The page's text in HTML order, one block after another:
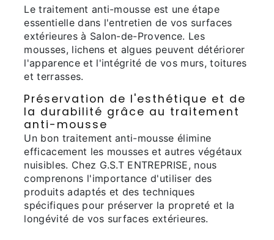
Le traitement anti-mousse est une étape
essentielle dans l'entretien de vos surfaces
extérieures à Salon-de-Provence. Les
mousses, lichens et algues peuvent détériorer
l'apparence et l'intégrité de vos murs, toitures
et terrasses.
Préservation de l'esthétique et de
la durabilité grâce au traitement
anti-mousse
Un bon traitement anti-mousse élimine
efficacement les mousses et autres végétaux
nuisibles. Chez G.S.T ENTREPRISE, nous
comprenons l'importance d'utiliser des
produits adaptés et des techniques
spécifiques pour préserver la propreté et la
longévité de vos surfaces extérieures.